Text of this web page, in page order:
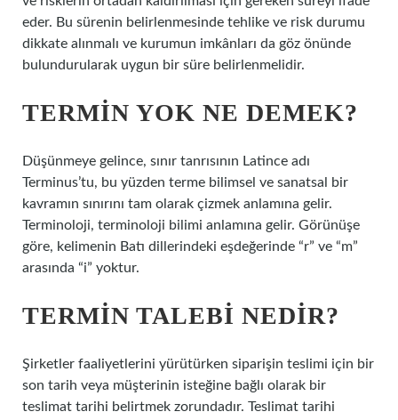
eder. Bu sürenin belirlenmesinde tehlike ve risk durumu
dikkate alınmalı ve kurumun imkânları da göz önünde
bulundurularak uygun bir süre belirlenmelidir.
TERMIN YOK NE DEMEK?
Düşünmeye gelince, sınır tanrısının Latince adı
Terminus’tu, bu yüzden terme bilimsel ve sanatsal bir
kavramın sınırını tam olarak çizmek anlamına gelir.
Terminoloji, terminoloji bilimi anlamına gelir. Görünüşe
göre, kelimenin Batı dillerindeki eşdeğerinde “r” ve “m”
arasında “i” yoktur.
TERMIN TALEBI NEDIR?
Şirketler faaliyetlerini yürütürken siparişin teslimi için bir
son tarih veya müşterinin isteğine bağlı olarak bir
teslimat tarihi belirtmek zorundadır. Teslimat tarihi